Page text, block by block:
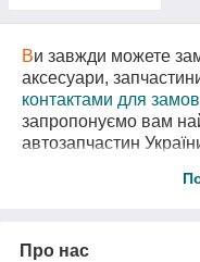
Будь
Ми
Це суттєво
Ви завжди можете
аксесуари,
контактами для
запропонуємо вам
автозапчастин
за
Про нас